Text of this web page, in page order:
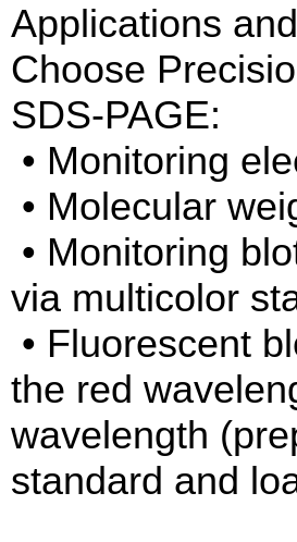
Applications
Choose
SDS-PAGE:
• Monitoring
• Molecular
• Monitoring
via multicolor
• Fluorescent
the red
wavelength
standard and